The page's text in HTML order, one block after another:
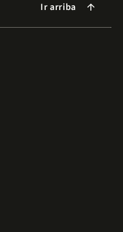
Ir arriba arrow_forward